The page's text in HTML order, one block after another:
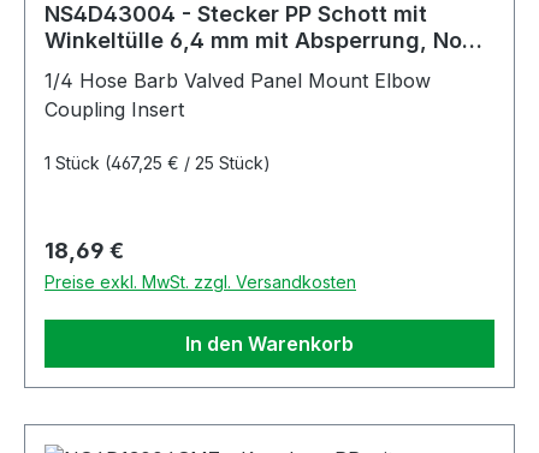
NS4D43004 - Stecker PP Schott mit
Winkeltülle 6,4 mm mit Absperrung, Non-
1/4 Hose Barb Valved Panel Mount Elbow
Coupling Insert
1 Stück (467,25 € / 25 Stück)
Regulärer Preis:
18,69 €
Preise exkl. MwSt. zzgl. Versandkosten
In den Warenkorb